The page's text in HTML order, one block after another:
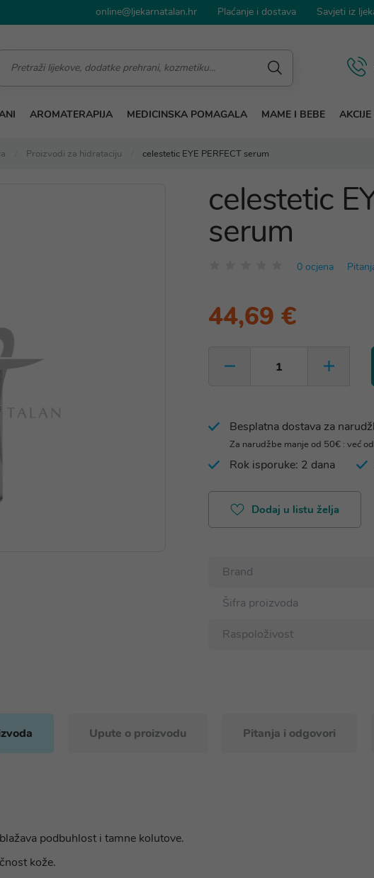
online@ljekarnatalan.hr Plaćanje i dostava Savjeti iz
AROMATERAPIJA MEDICINSKA POMAGALA MAME I BEBE
Proizvodi za hidrataciju celestetic EYE PERFECT serum
celestetic
serum
0 ocjena
44,69 €
Besplatna dostava za
Za narudžbe manje od 50€ : već
Rok isporuke: 2 dana
Dodaj u listu želja
Brand
Šifra proizvoda
Raspoloživost
Upute o proizvodu Pitanja i odgovori
podbuhlost i tamne kolutove.
kože.